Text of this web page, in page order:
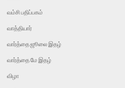
வம்சி பதிப்பகம்
வாத்தியார்
வார்த்தை ஜூலை இதழ்
வார்த்தை மே இதழ்
விழா